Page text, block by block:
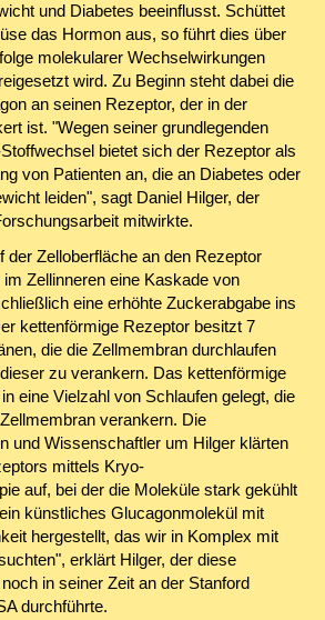
und Diabetes beeinflusst. Schüttet
das Hormon aus, so führt dies über
molekularer Wechselwirkungen
wird. Zu Beginn steht dabei die
an seinen Rezeptor, der in der
ist. "Wegen seiner grundlegenden
bietet sich der Rezeptor als
von Patienten an, die an Diabetes oder
leiden", sagt Daniel Hilger, der
mitwirkte.
der Zelloberfläche an den Rezeptor
Zellinneren eine Kaskade von
eine erhöhte Zuckerabgabe ins
kettenförmige Rezeptor besitzt 7
die die Zellmembran durchlaufen
zu verankern. Das kettenförmige
eine Vielzahl von Schlaufen gelegt, die
verankern. Die
und Wissenschaftler um Hilger klärten
mittels Kryo-
auf, bei der die Moleküle stark gekühlt
künstliches Glucagonmolekül mit
hergestellt, das wir in Komplex mit
erklärt Hilger, der diese
in seiner Zeit an der Stanford
durchführte.